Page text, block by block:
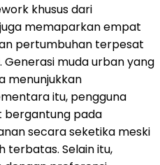
khusus dari
memaparkan empat
pertumbuhan terpesat
muda urban yang
menunjukkan
itu, pengguna
bergantung pada
secara seketika meski
terbatas. Selain itu,